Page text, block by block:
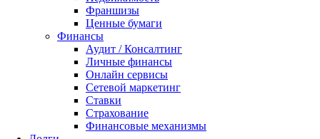
Франшизы
Ценные бумаги
Финансы
Аудит / Консалтинг
Личные финансы
Онлайн сервисы
Сетевой маркетинг
Ставки
Страхование
Финансовые механизмы